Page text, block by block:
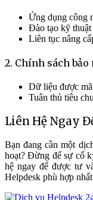
Ứng dụng công
Đào tạo kỹ
Liên tục nâng
2. Chính sách bảo
Dữ liệu được
Tuân thủ tiêu
Liên Hệ Ngay
Bạn đang cần một
hoạt? Đừng để sự cố
hệ ngay để được tư
Helpdesk phù hợp